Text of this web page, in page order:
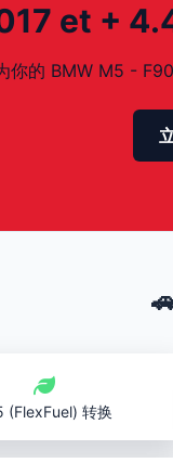
et +
你的 BMW M5 -
(FlexFuel) 转换